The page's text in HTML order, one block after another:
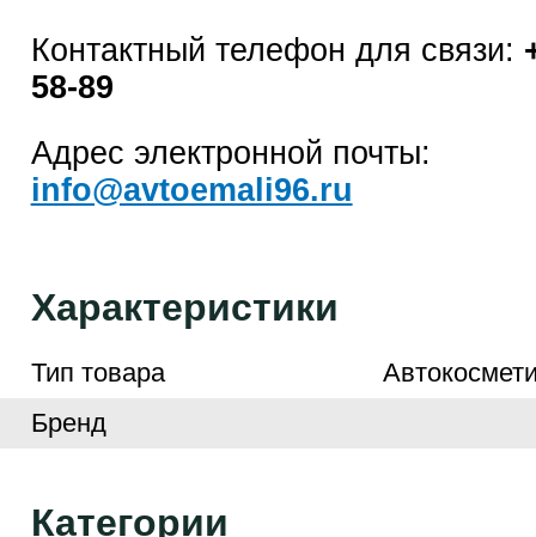
Контактный телефон для связи:
58-89
Адрес электронной почты:
info@avtoemali96.ru
Характеристики
Тип товара
Бренд
Категории